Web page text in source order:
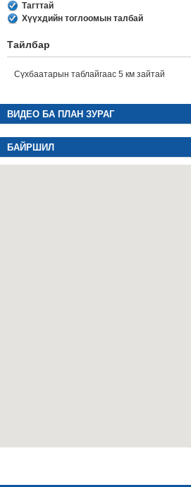
Тагттай
Хүүхдийн тоглоомын талбай
Тайлбар
Сүхбаатарын таблайгаас 5 км зайтай
ВИДЕО БА ПЛАН ЗУРАГ
БАЙРШИЛ